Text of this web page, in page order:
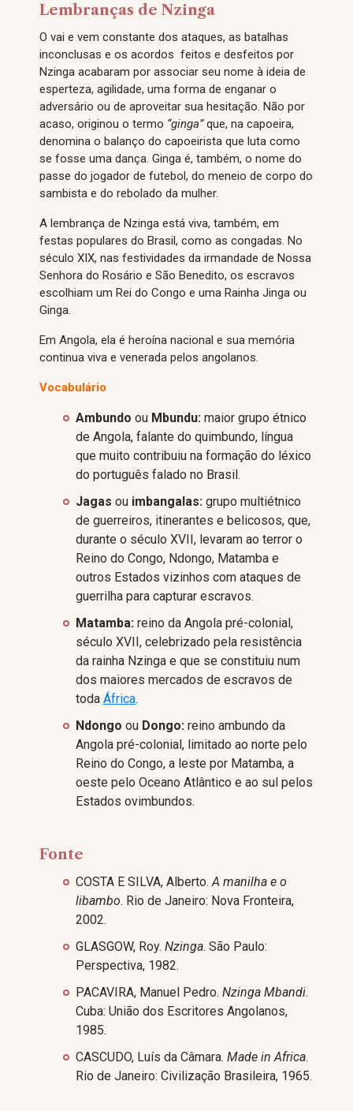
Lembranças de Nzinga
O vai e vem constante dos ataques, as batalhas
inconclusas e os acordos feitos e desfeitos por
Nzinga acabaram por associar seu nome à ideia de
esperteza, agilidade, uma forma de enganar o
adversário ou de aproveitar sua hesitação. Não por
acaso, originou o termo “ginga”que, na capoeira,
denomina o balanço do capoeirista que luta como
se fosse uma dança. Ginga é, também, o nome do
passe do jogador de futebol, do meneio de corpo do
sambista e do rebolado da mulher.
A lembrança de Nzinga está viva, também, em
festas populares do Brasil, como as congadas. No
século XIX, nas festividades da irmandade de Nossa
Senhora do Rosário e São Benedito, os escravos
escolhiam um Rei do Congo e uma Rainha Jinga ou
Ginga.
Em Angola, ela é heroína nacional e sua memória
continua viva e venerada pelos angolanos.
Vocabulário
Ambundo ou Mbundu: maior grupo étnico
de Angola, falante do quimbundo, língua
que muito contribuiu na formação do léxico
do português falado no Brasil.
Jagas ou imbangalas: grupo multiétnico
de guerreiros, itinerantes e belicosos, que,
durante o século XVII, levaram ao terror o
Reino do Congo, Ndongo, Matamba e
outros Estados vizinhos com ataques de
guerrilha para capturar escravos.
Matamba: reino da Angola pré-colonial,
século XVII, celebrizado pela resistência
da rainha Nzinga e que se constituiu num
dos maiores mercados de escravos de
toda África.
Ndongo ou Dongo: reino ambundo da
Angola pré-colonial, limitado ao norte pelo
Reino do Congo, a leste por Matamba, a
oeste pelo Oceano Atlântico e ao sul pelos
Estados ovimbundos.
Fonte
COSTA E SILVA, Alberto. A manilha e o
libambo. Rio de Janeiro: Nova Fronteira,
2002.
GLASGOW, Roy. Nzinga. São Paulo:
Perspectiva, 1982.
PACAVIRA, Manuel Pedro. Nzinga Mbandi.
Cuba: União dos Escritores Angolanos,
1985.
CASCUDO, Luís da Câmara. Made in Africa.
Rio de Janeiro: Civilização Brasileira, 1965.